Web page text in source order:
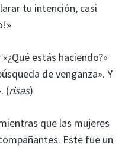
tu intención, casi
estás haciendo?»
de venganza». Y
(risas)
que las mujeres
Este fue un